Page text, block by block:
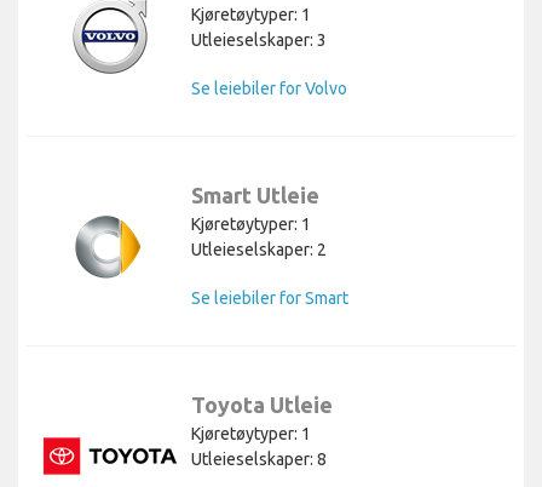
Kjøretøytyper: 1
Utleieselskaper: 3
Se leiebiler for Volvo
Smart Utleie
Kjøretøytyper: 1
Utleieselskaper: 2
Se leiebiler for Smart
Toyota Utleie
Kjøretøytyper: 1
Utleieselskaper: 8